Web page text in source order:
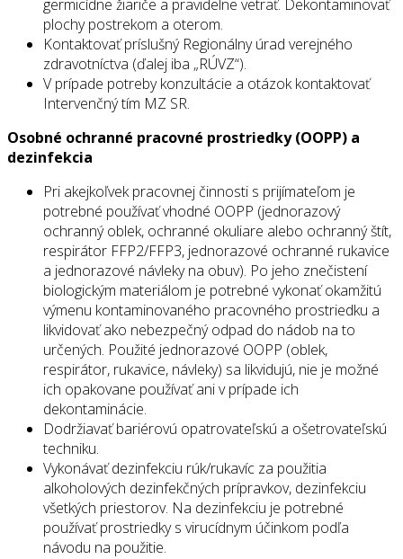
germicídne žiariče a pravidelne vetrať. Dekontaminovať
plochy postrekom a oterom.
Kontaktovať príslušný Regionálny úrad verejného
zdravotníctva (ďalej iba „RÚVZ“).
V prípade potreby konzultácie a otázok kontaktovať
Intervenčný tím MZ SR.
Osobné ochranné pracovné prostriedky (OOPP) a
dezinfekcia
Pri akejkoľvek pracovnej činnosti s prijímateľom je
potrebné používať vhodné OOPP (jednorazový
ochranný oblek, ochranné okuliare alebo ochranný štít,
respirátor FFP2/FFP3, jednorazové ochranné rukavice
a jednorazové návleky na obuv). Po jeho znečistení
biologickým materiálom je potrebné vykonať okamžitú
výmenu kontaminovaného pracovného prostriedku a
likvidovať ako nebezpečný odpad do nádob na to
určených. Použité jednorazové OOPP (oblek,
respirátor, rukavice, návleky) sa likvidujú, nie je možné
ich opakovane používať ani v prípade ich
dekontaminácie.
Dodržiavať bariérovú opatrovateľskú a ošetrovateľskú
techniku.
Vykonávať dezinfekciu rúk/rukavíc za použitia
alkoholových dezinfekčných prípravkov, dezinfekciu
všetkých priestorov. Na dezinfekciu je potrebné
používať prostriedky s virucídnym účinkom podľa
návodu na použitie.